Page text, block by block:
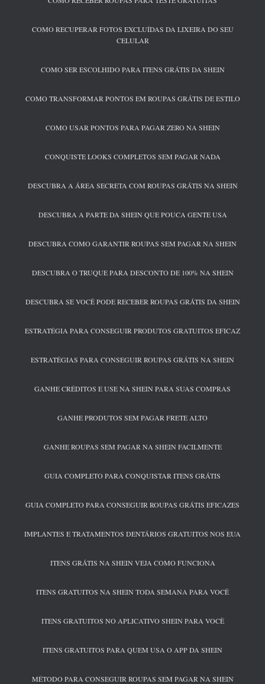
COMO RECUPERAR FOTOS EXCLUÍDAS DA LIXEIRA DO SEU
CELULAR
COMO SER ESCOLHIDO PARA ITENS GRÁTIS DA SHEIN
COMO TRANSFORMAR PONTOS EM ROUPAS GRÁTIS DE ESTILO
COMO USAR PONTOS PARA PAGAR ZERO NA SHEIN
CONQUISTE LOOKS COMPLETOS SEM PAGAR NADA
DESCUBRA A ÁREA SECRETA COM ROUPAS GRÁTIS NA SHEIN
DESCUBRA A PARTE DA SHEIN QUE POUCA GENTE USA
DESCUBRA COMO GARANTIR ROUPAS SEM PAGAR NA SHEIN
DESCUBRA O TRUQUE PARA DESCONTO DE 100% NA SHEIN
DESCUBRA SE VOCÊ PODE RECEBER ROUPAS GRÁTIS DA SHEIN
ESTRATÉGIA PARA CONSEGUIR PRODUTOS GRATUITOS EFICAZ
ESTRATÉGIAS PARA CONSEGUIR ROUPAS GRÁTIS NA SHEIN
GANHE CRÉDITOS E USE NA SHEIN PARA SUAS COMPRAS
GANHE PRODUTOS SEM PAGAR FRETE ALTO
GANHE ROUPAS SEM PAGAR NA SHEIN FACILMENTE
GUIA COMPLETO PARA CONQUISTAR ITENS GRÁTIS
GUIA COMPLETO PARA CONSEGUIR ROUPAS GRÁTIS EFICAZES
IMPLANTES E TRATAMENTOS DENTÁRIOS GRATUITOS NOS EUA
ITENS GRÁTIS NA SHEIN VEJA COMO FUNCIONA
ITENS GRATUITOS NA SHEIN TODA SEMANA PARA VOCÊ
ITENS GRATUITOS NO APLICATIVO SHEIN PARA VOCÊ
ITENS GRATUITOS PARA QUEM USA O APP DA SHEIN
MÉTODO PARA CONSEGUIR ROUPAS SEM PAGAR NA SHEIN